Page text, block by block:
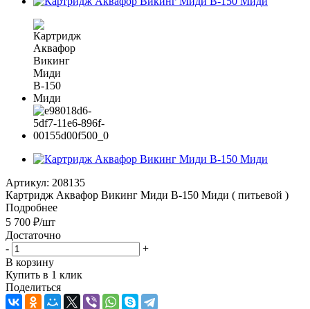
Артикул: 208135
Картридж Аквафор Викинг Миди В-150 Миди ( питьевой )
Подробнее
5 700 ₽/шт
Достаточно
-
+
В корзину
Купить в 1 клик
Поделиться